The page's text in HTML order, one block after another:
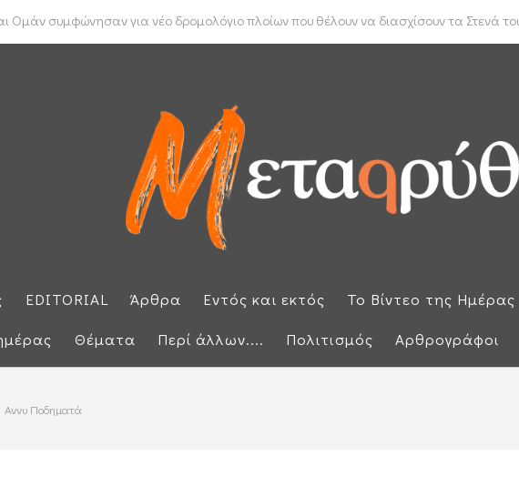
Ομάν συμφώνησαν για νέο δρομολόγιο πλοίων που θέλουν να διασχίσουν τα Στενά
διασύνδεση Ελλάδας - Κύπρου: «Έπεσαν» οι υπογραφές με τον γαλλικό κολοσσό
EDITORIAL Άρθρα Εντός και εκτός Το Βίντεο της Ημέρας
Θέματα Περί άλλων.... Πολιτισμός Αρθρογράφοι
Αννυ Ποδηματά